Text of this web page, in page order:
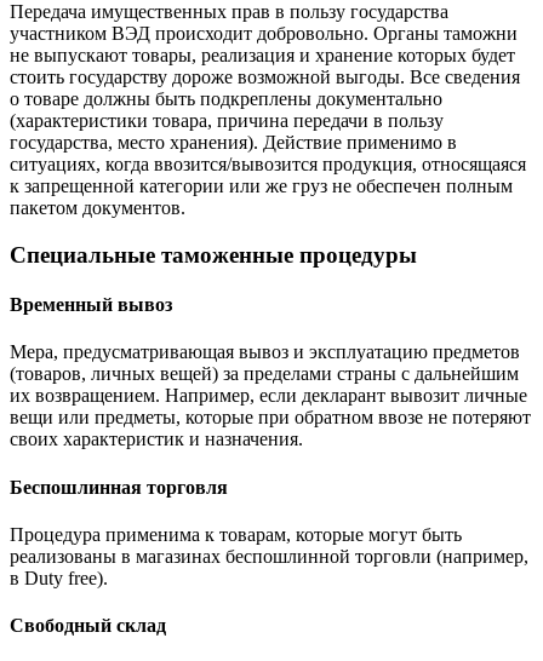
Передача имущественных прав в пользу государства
участником ВЭД происходит добровольно. Органы таможни
не выпускают товары, реализация и хранение которых будет
стоить государству дороже возможной выгоды. Все сведения
о товаре должны быть подкреплены документально
(характеристики товара, причина передачи в пользу
государства, место хранения). Действие применимо в
ситуациях, когда ввозится/вывозится продукция, относящаяся
к запрещенной категории или же груз не обеспечен полным
пакетом документов.
Специальные таможенные процедуры
Временный вывоз
Мера, предусматривающая вывоз и эксплуатацию предметов
(товаров, личных вещей) за пределами страны с дальнейшим
их возвращением. Например, если декларант вывозит личные
вещи или предметы, которые при обратном ввозе не потеряют
своих характеристик и назначения.
Беспошлинная торговля
Процедура применима к товарам, которые могут быть
реализованы в магазинах беспошлинной торговли (например,
в Duty free).
Свободный склад